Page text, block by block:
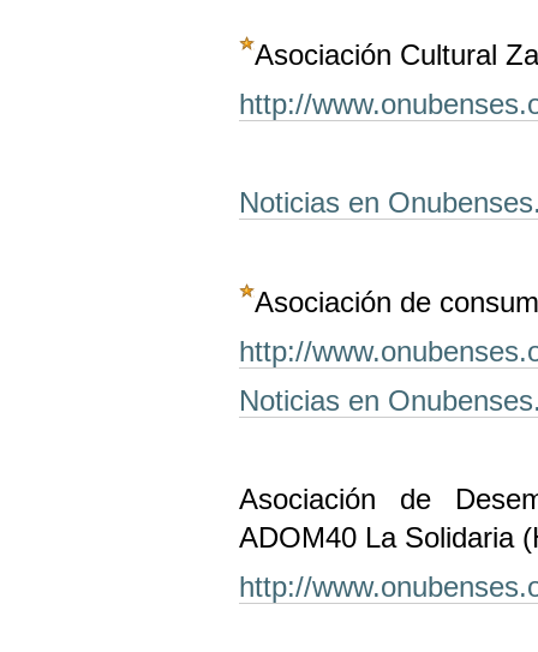
Asociación Cultural
http://
Noticias en
Asociación de
http://
Noticias en
Asociación de
ADOM40 La Solidaria
http://